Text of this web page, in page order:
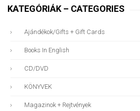
KATEGÓRIÁK – CATEGORIES
Ajándékok/gifts + Gift Cards
Books In English
CD/DVD
KÖNYVEK
Magazinok + Rejtvények